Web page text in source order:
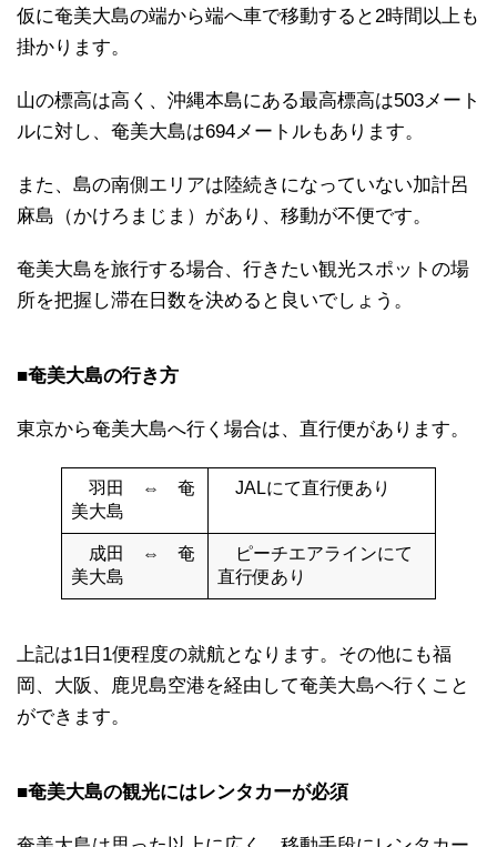
仮に奄美大島の端から端へ車で移動すると2時間以上も
掛かります。
山の標高は高く、沖縄本島にある最高標高は503メート
ルに対し、奄美大島は694メートルもあります。
また、島の南側エリアは陸続きになっていない加計呂
麻島（かけろまじま）があり、移動が不便です。
奄美大島を旅行する場合、行きたい観光スポットの場
所を把握し滞在日数を決めると良いでしょう。
■奄美大島の行き方
東京から奄美大島へ行く場合は、直行便があります。
羽田 ⇔ 奄
美大島
JALにて直行便あり
成田 ⇔ 奄
美大島
ピーチエアラインにて
直行便あり
上記は1日1便程度の就航となります。その他にも福
岡、大阪、鹿児島空港を経由して奄美大島へ行くこと
ができます。
■奄美大島の観光にはレンタカーが必須